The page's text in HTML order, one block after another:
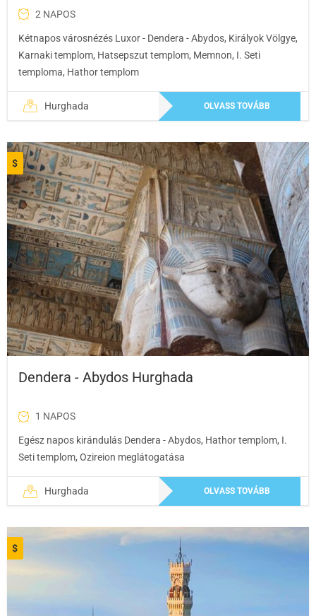
2 NAPOS
Kétnapos városnézés Luxor - Dendera - Abydos, Királyok Völgye,
Karnaki templom, Hatsepszut templom, Memnon, I. Seti
temploma, Hathor templom
Hurghada OLVASS TOVÁBB
$
Dendera - Abydos Hurghada
1 NAPOS
Egész napos kirándulás Dendera - Abydos, Hathor templom, I.
Seti templom, Ozireion meglátogatása
Hurghada OLVASS TOVÁBB
$